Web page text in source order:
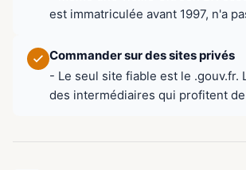
est immatriculée avant 1997, n'a
Commander sur des sites privés
- Le seul site fiable est le .gouv.fr.
des intermédiaires qui profitent